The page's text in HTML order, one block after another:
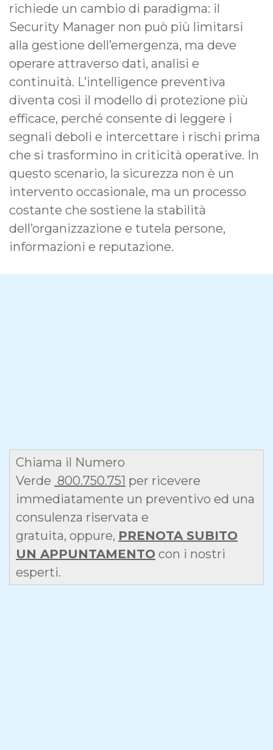
richiede un cambio di paradigma: il
Security Manager non può più limitarsi
alla gestione dell’emergenza, ma deve
operare attraverso dati, analisi e
continuità. L’intelligence preventiva
diventa così il modello di protezione più
efficace, perché consente di leggere i
segnali deboli e intercettare i rischi prima
che si trasformino in criticità operative. In
questo scenario, la sicurezza non è un
intervento occasionale, ma un processo
costante che sostiene la stabilità
dell’organizzazione e tutela persone,
informazioni e reputazione.
Chiama il Numero
Verde 800.750.751 per ricevere
immediatamente un preventivo ed una
consulenza riservata e
gratuita, oppure, PRENOTA SUBITO
UN APPUNTAMENTO con i nostri
esperti.